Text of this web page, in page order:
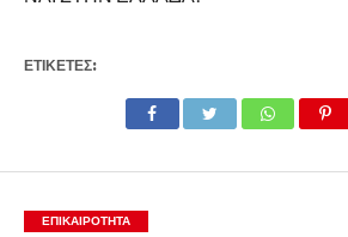
ΕΤΙΚΕΤΕΣ:
ΕΠΙΚΑΙΡΟΤΗΤΑ